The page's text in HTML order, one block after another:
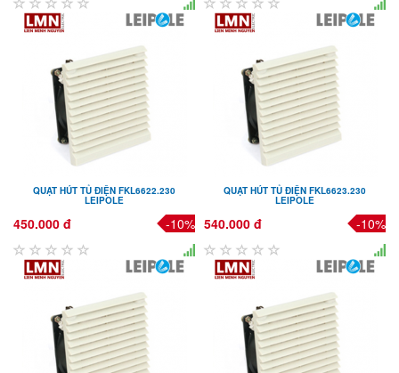
QUẠT HÚT TỦ ĐIỆN FKL6622.230
LEIPOLE
450.000 đ -10%
QUẠT HÚT TỦ ĐIỆN FKL6623.230
LEIPOLE
540.000 đ -10%